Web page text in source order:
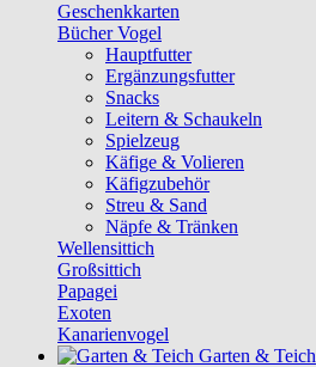
Geschenkkarten
Bücher Vogel
Hauptfutter
Ergänzungsfutter
Snacks
Leitern & Schaukeln
Spielzeug
Käfige & Volieren
Käfigzubehör
Streu & Sand
Näpfe & Tränken
Wellensittich
Großsittich
Papagei
Exoten
Kanarienvogel
Garten & Teich